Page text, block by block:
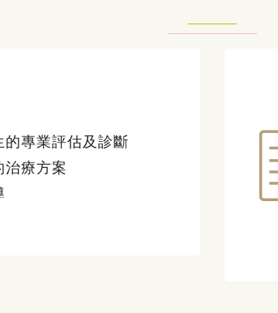
的專業評估及診斷
治療方案